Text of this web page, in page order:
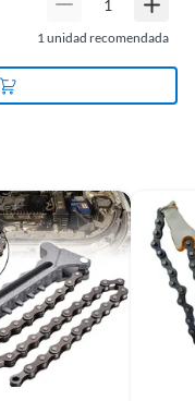
1unidad recomendada